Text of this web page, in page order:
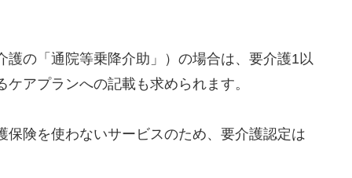
の「通院等乗降介助」）の場合は、要介護1以
アプランへの記載も求められます。
険を使わないサービスのため、要介護認定は